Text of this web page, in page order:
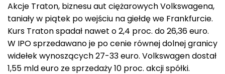
Akcje Traton, biznesu aut ciężarowych Volkswagena,
taniały w piątek po wejściu na giełdę we Frankfurcie.
Kurs Traton spadał nawet o 2,4 proc. do 26,36 euro.
W IPO sprzedawano je po cenie równej dolnej granicy
widełek wynoszących 27-33 euro. Volkswagen dostał
1,55 mld euro ze sprzedaży 10 proc. akcji spółki.